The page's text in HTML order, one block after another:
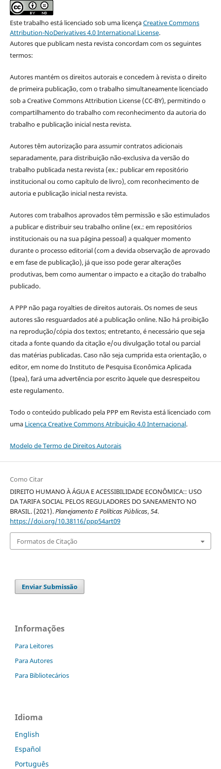
Este trabalho está licenciado sob uma licençaCreative Commons
Attribution-NoDerivatives 4.0 International License.
Autores que publicam nesta revista concordam com os seguintes
termos:
Autores mantém os direitos autorais e concedem à revista o direito
de primeira publicação, com o trabalho simultaneamente licenciado
sob a Creative Commons Attribution License (CC-BY), permitindo o
compartilhamento do trabalho com reconhecimento da autoria do
trabalho e publicação inicial nesta revista.
Autores têm autorização para assumir contratos adicionais
separadamente, para distribuição não-exclusiva da versão do
trabalho publicada nesta revista (ex.: publicar em repositório
institucional ou como capítulo de livro), com reconhecimento de
autoria e publicação inicial nesta revista.
Autores com trabalhos aprovados têm permissão e são estimulados
a publicar e distribuir seu trabalho online (ex.: em repositórios
institucionais ou na sua página pessoal) a qualquer momento
durante o processo editorial (com a devida observação de aprovado
e em fase de publicação), já que isso pode gerar alterações
produtivas, bem como aumentar o impacto e a citação do trabalho
publicado.
A PPP não paga royalties de direitos autorais. Os nomes de seus
autores são resguardados até a publicação online. Não há proibição
na reprodução/cópia dos textos; entretanto, é necessário que seja
citada a fonte quando da citação e/ou divulgação total ou parcial
das matérias publicadas. Caso não seja cumprida esta orientação, o
editor, em nome do Instituto de Pesquisa Econômica Aplicada
(Ipea), fará uma advertência por escrito àquele que desrespeitou
este regulamento.
Todo o conteúdo publicado pela PPP em Revista está licenciado com
uma Licença Creative Commons Atribuição 4.0 Internacional.
Modelo de Termo de Direitos Autorais
Como Citar
DIREITO HUMANO À ÁGUA E ACESSIBILIDADE ECONÔMICA:: USO
DA TARIFA SOCIAL PELOS REGULADORES DO SANEAMENTO NO
BRASIL. (2021).Planejamento E Políticas Públicas,54.
https://doi.org/10.38116/ppp54art09
Formatos de Citação
Enviar Submissão
Informações
Para Leitores
Para Autores
Para Bibliotecários
Idioma
English
Español
Português